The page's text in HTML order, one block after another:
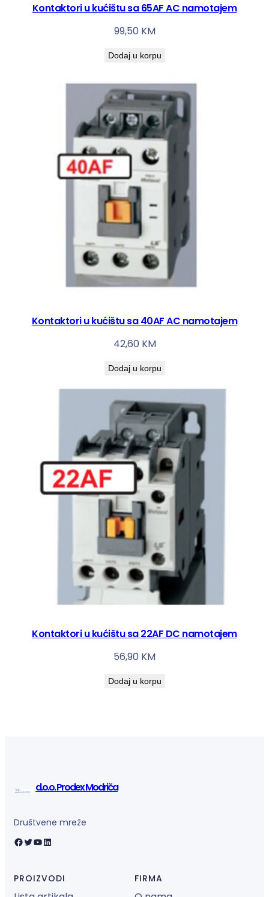
Kontaktori u kućištu sa 65AF AC namotajem
99,50 KM
Dodaj u korpu
Kontaktori u kućištu sa 40AF AC namotajem
42,60 KM
Dodaj u korpu
Kontaktori u kućištu sa 22AF DC namotajem
56,90 KM
Dodaj u korpu
d.o.o. Prodex Modriča
Društvene mreže
Facebook Twitter YouTube LinkedIn
PROIZVODI FIRMA